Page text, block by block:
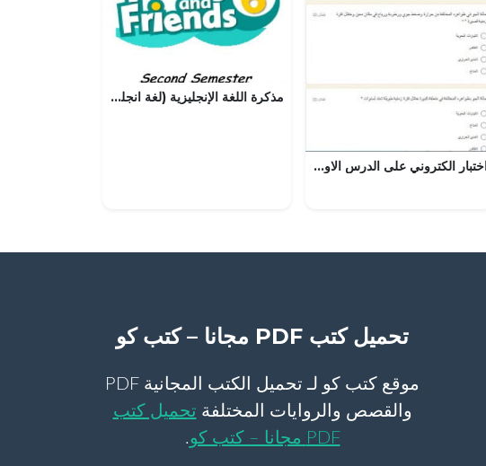
اختبار الكتروني على الدرس الاول الطقس والمناخ (اجتماعيات) الثامن
مذكرة اللغة الإنجليزية (لغة انجليزية) السادس
تحميل كتب PDF مجانا – كتب كو
موقع كتب كو لـ تحميل الكتب المجانية PDF
والقصص والروايات المختلفة تحميل كتب
PDF مجانا – كتب كو
.